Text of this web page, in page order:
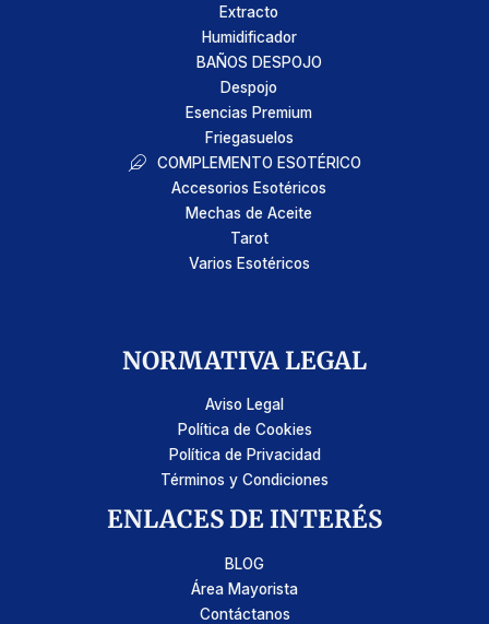
Extracto
Humidificador
BAÑOS DESPOJO
Despojo
Esencias Premium
Friegasuelos
COMPLEMENTO ESOTÉRICO
Accesorios Esotéricos
Mechas de Aceite
Tarot
Varios Esotéricos
NORMATIVA LEGAL
Aviso Legal
Política de Cookies
Política de Privacidad
Términos y Condiciones
ENLACES DE INTERÉS
BLOG
Área Mayorista
Contáctanos